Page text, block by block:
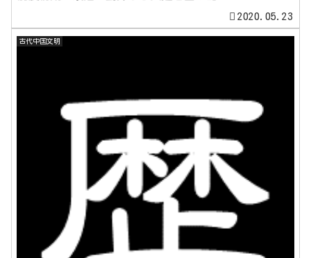
2020.05.23
古代中国文明